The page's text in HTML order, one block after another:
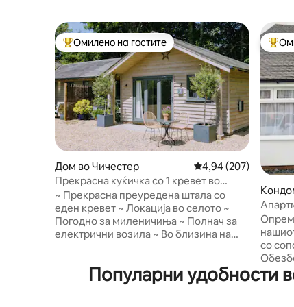
Меѓу најуспешните „Омилени на гостите“
Омилено на гостите
Дом во Чичестер Просечна оцена:
4,94 (207)
Прекрасна куќичка со 1 кревет во
Саутдаун Вилиџ
~ Прекрасна преуредена штала со
еден кревет ~ Локација во селото ~
Погодно за миленичиња ~ Полнач за
електрични возила ~ Во близина на
живописно село во близина на
Чичестер, со лесен пристап до
Меѓу
ex
со
Популарни удобности